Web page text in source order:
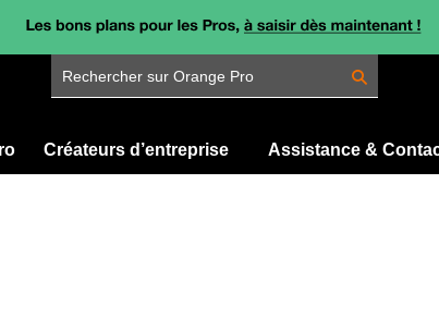
Rechercher sur Orange Pro
Créateurs d’entreprise Assistance &